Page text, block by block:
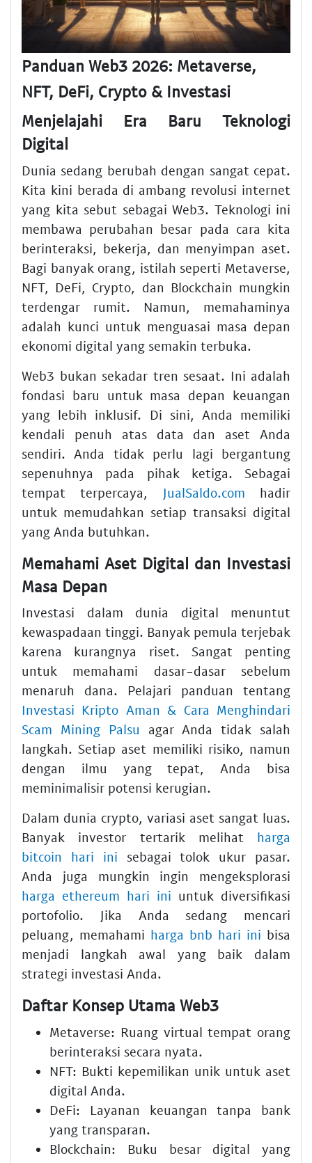
Panduan Web3 2026: Metaverse,
NFT, DeFi, Crypto & Investasi
Menjelajahi Era Baru Teknologi
Digital
Dunia sedang berubah dengan sangat cepat.
Kita kini berada di ambang revolusi internet
yang kita sebut sebagai Web3. Teknologi ini
membawa perubahan besar pada cara kita
berinteraksi, bekerja, dan menyimpan aset.
Bagi banyak orang, istilah seperti Metaverse,
NFT, DeFi, Crypto, dan Blockchain mungkin
terdengar rumit. Namun, memahaminya
adalah kunci untuk menguasai masa depan
ekonomi digital yang semakin terbuka.
Web3 bukan sekadar tren sesaat. Ini adalah
fondasi baru untuk masa depan keuangan
yang lebih inklusif. Di sini, Anda memiliki
kendali penuh atas data dan aset Anda
sendiri. Anda tidak perlu lagi bergantung
sepenuhnya pada pihak ketiga. Sebagai
tempat terpercaya, JualSaldo.com hadir
untuk memudahkan setiap transaksi digital
yang Anda butuhkan.
Memahami Aset Digital dan Investasi
Masa Depan
Investasi dalam dunia digital menuntut
kewaspadaan tinggi. Banyak pemula terjebak
karena kurangnya riset. Sangat penting
untuk memahami dasar-dasar sebelum
menaruh dana. Pelajari panduan tentang
Investasi Kripto Aman & Cara Menghindari
Scam Mining Palsu agar Anda tidak salah
langkah. Setiap aset memiliki risiko, namun
dengan ilmu yang tepat, Anda bisa
meminimalisir potensi kerugian.
Dalam dunia crypto, variasi aset sangat luas.
Banyak investor tertarik melihat harga
bitcoin hari ini sebagai tolok ukur pasar.
Anda juga mungkin ingin mengeksplorasi
harga ethereum hari ini untuk diversifikasi
portofolio. Jika Anda sedang mencari
peluang, memahami harga bnb hari ini bisa
menjadi langkah awal yang baik dalam
strategi investasi Anda.
Daftar Konsep Utama Web3
Metaverse: Ruang virtual tempat orang
berinteraksi secara nyata.
NFT: Bukti kepemilikan unik untuk aset
digital Anda.
DeFi: Layanan keuangan tanpa bank
yang transparan.
Blockchain: Buku besar digital yang